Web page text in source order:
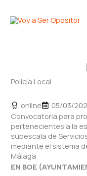
Policía Local
online 05/03/
Convocatoria para
pertenecientes a la
subescala de
mediante el sistema
Málaga
EN BOE